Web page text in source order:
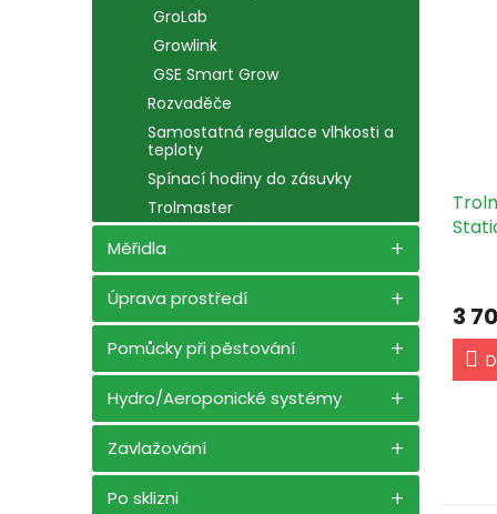
GroLab
Growlink
GSE Smart Grow
Rozvaděče
Samostatná regulace vlhkosti a
teploty
Spínací hodiny do zásuvky
Trolmaster
Měřidla
Úprava prostředí
Pomůcky při pěstování
Hydro/Aeroponické systémy
Zavlažování
Po sklizni
3